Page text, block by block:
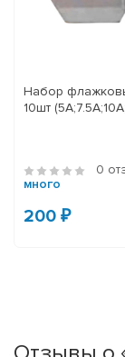
Набор
10шт
0
много
200 ₽